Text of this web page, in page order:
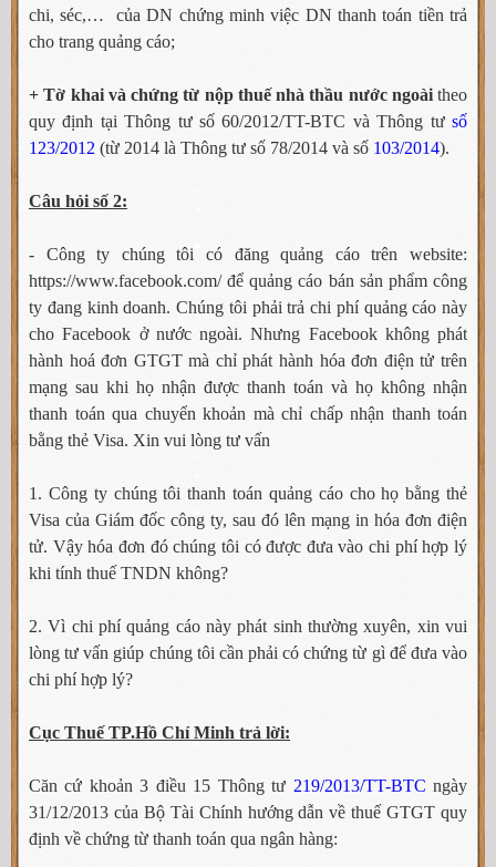
chi, séc,… của DN chứng minh việc DN thanh toán tiền trả
cho trang quảng cáo;
+ Tờ khai và chứng từ nộp thuế nhà thầu nước ngoàitheo
quy định tại Thông tư số 60/2012/TT-BTC và Thông tư số
123/2012 (từ 2014 là Thông tư số 78/2014 và số 103/2014).
Câu hỏi số 2:
- Công ty chúng tôi có đăng quảng cáo trên website:
https://www.facebook.com/ để quảng cáo bán sản phẩm công
ty đang kinh doanh. Chúng tôi phải trả chi phí quảng cáo này
cho Facebook ở nước ngoài. Nhưng Facebook không phát
hành hoá đơn GTGT mà chỉ phát hành hóa đơn điện tử trên
mạng sau khi họ nhận được thanh toán và họ không nhận
thanh toán qua chuyển khoản mà chỉ chấp nhận thanh toán
bằng thẻ Visa. Xin vui lòng tư vấn
1. Công ty chúng tôi thanh toán quảng cáo cho họ bằng thẻ
Visa của Giám đốc công ty, sau đó lên mạng in hóa đơn điện
tử. Vậy hóa đơn đó chúng tôi có được đưa vào chi phí hợp lý
khi tính thuế TNDN không?
2. Vì chi phí quảng cáo này phát sinh thường xuyên, xin vui
lòng tư vấn giúp chúng tôi cần phải có chứng từ gì để đưa vào
chi phí hợp lý?
Cục Thuế TP.Hồ Chí Minh trả lời:
Căn cứ khoản 3 điều 15 Thông tư 219/2013/TT-BTC ngày
31/12/2013 của Bộ Tài Chính hướng dẫn về thuế GTGT quy
định về chứng từ thanh toán qua ngân hàng: